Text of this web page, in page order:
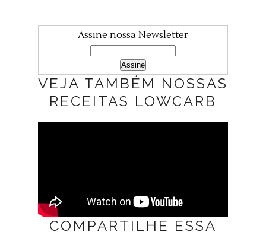
Assine nossa Newsletter
VEJA TAMBÉM NOSSAS
RECEITAS LOWCARB
COMPARTILHE ESSA